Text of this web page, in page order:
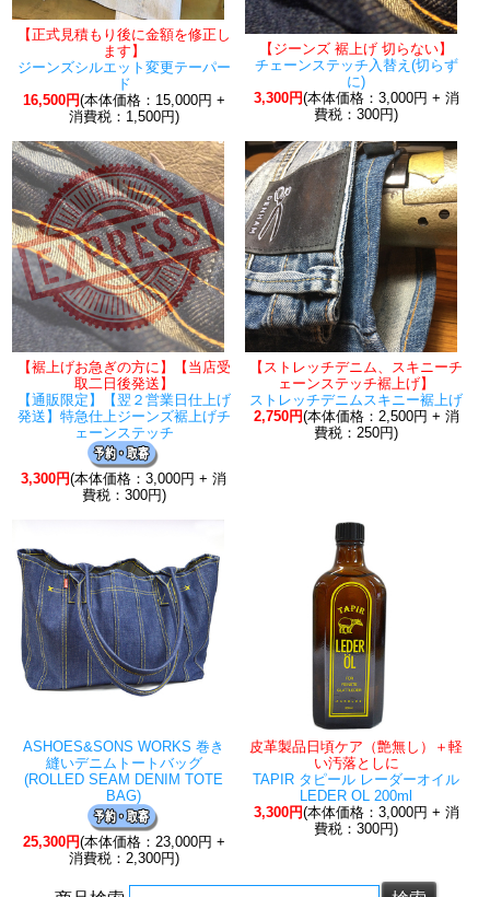
【正式見積もり後に金額を修正し
ます】
ジーンズシルエット変更テーパー
ド
16,500円(本体価格：15,000円 +
消費税：1,500円)
【ジーンズ 裾上げ 切らない】
チェーンステッチ入替え(切らず
に)
3,300円(本体価格：3,000円 + 消
費税：300円)
【裾上げお急ぎの方に】【当店受
取二日後発送】
【通販限定】【翌２営業日仕上げ
発送】特急仕上ジーンズ裾上げチ
ェーンステッチ
3,300円(本体価格：3,000円 + 消
費税：300円)
【ストレッチデニム、スキニーチ
ェーンステッチ裾上げ】
ストレッチデニムスキニー裾上げ
2,750円(本体価格：2,500円 + 消
費税：250円)
ASHOES&SONS WORKS 巻き
縫いデニムトートバッグ
(ROLLED SEAM DENIM TOTE
BAG)
25,300円(本体価格：23,000円 +
消費税：2,300円)
皮革製品日頃ケア（艶無し）＋軽
い汚落としに
TAPIR タピール レーダーオイル
LEDER OL 200ml
3,300円(本体価格：3,000円 + 消
費税：300円)